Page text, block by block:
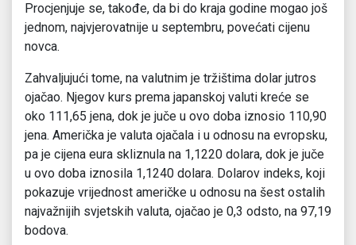
Procjenjuje se, takođe, da bi do kraja godine mogao još
jednom, najvjerovatnije u septembru, povećati cijenu
novca.
Zahvaljujući tome, na valutnim je tržištima dolar jutros
ojačao. Njegov kurs prema japanskoj valuti kreće se
oko 111,65 jena, dok je juče u ovo doba iznosio 110,90
jena. Američka je valuta ojačala i u odnosu na evropsku,
pa je cijena eura skliznula na 1,1220 dolara, dok je juče
u ovo doba iznosila 1,1240 dolara. Dolarov indeks, koji
pokazuje vrijednost američke u odnosu na šest ostalih
najvažnijih svjetskih valuta, ojačao je 0,3 odsto, na 97,19
bodova.